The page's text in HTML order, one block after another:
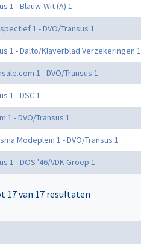
1 - Blauw-Wit (A) 1
1 - DVO/Transus 1
1 - Dalto/Klaverblad Verzekeringen 1
1 - DVO/Transus 1
1 - DSC 1
1 - DVO/Transus 1
Modeplein 1 - DVO/Transus 1
1 - DOS '46/VDK Groep 1
17 van 17 resultaten